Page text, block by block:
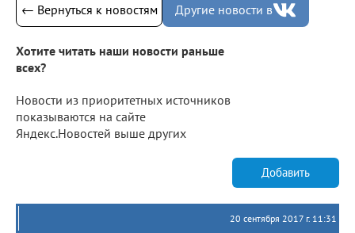
← Вернуться к новостям Другие новости в
Хотите читать наши новости раньше
всех?
Новости из приоритетных источников
показываются на сайте
Яндекс.Новостей выше других
Добавить
20 сентября 2017 г. 11:31